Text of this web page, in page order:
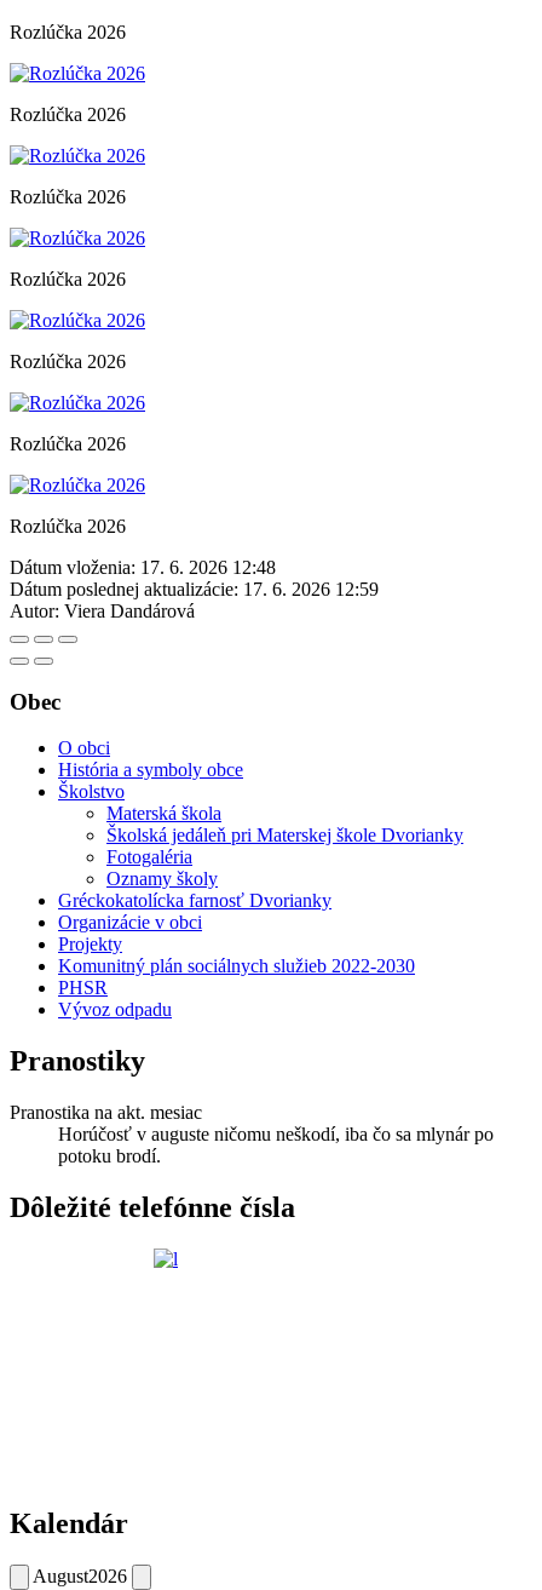
Rozlúčka 2026
Rozlúčka 2026
Rozlúčka 2026
Rozlúčka 2026
Rozlúčka 2026
Rozlúčka 2026
Rozlúčka 2026
Dátum vloženia: 17. 6. 2026 12:48
Dátum poslednej aktualizácie: 17. 6. 2026 12:59
Autor: Viera Dandárová
Obec
O obci
História a symboly obce
Školstvo
Materská škola
Školská jedáleň pri Materskej škole Dvorianky
Fotogaléria
Oznamy školy
Gréckokatolícka farnosť Dvorianky
Organizácie v obci
Projekty
Komunitný plán sociálnych služieb 2022-2030
PHSR
Vývoz odpadu
Pranostiky
Pranostika na akt. mesiac
Horúčosť v auguste ničomu neškodí, iba čo sa mlynár po
potoku brodí.
Dôležité telefónne čísla
Kalendár
August2026